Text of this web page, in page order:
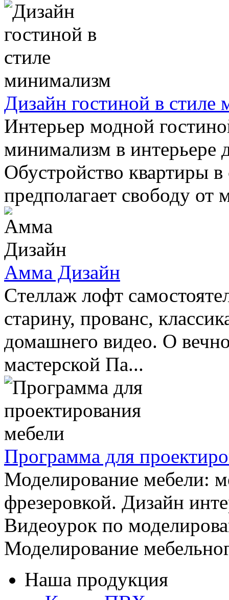
Дизайн гостиной в стиле
Интерьер модной
минимализм в интерьере
Обустройство квартиры
предполагает свободу от
Амма Дизайн
Cтеллаж лофт
старину, прованс,
домашнего видео. О
мастерской Па...
Программа для
Моделирование мебели:
фрезеровкой. Дизайн
Видеоурок по
Моделирование
Наша продукция